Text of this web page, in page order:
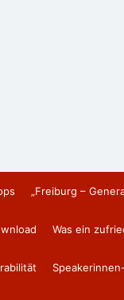
„Freiburg –
Was ein